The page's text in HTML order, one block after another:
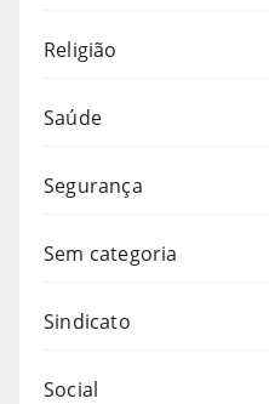
Religião
Saúde
Segurança
Sem categoria
Sindicato
Social